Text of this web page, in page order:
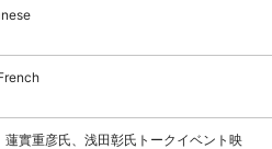
蓮實重彦氏、浅田彰氏トークイベント映